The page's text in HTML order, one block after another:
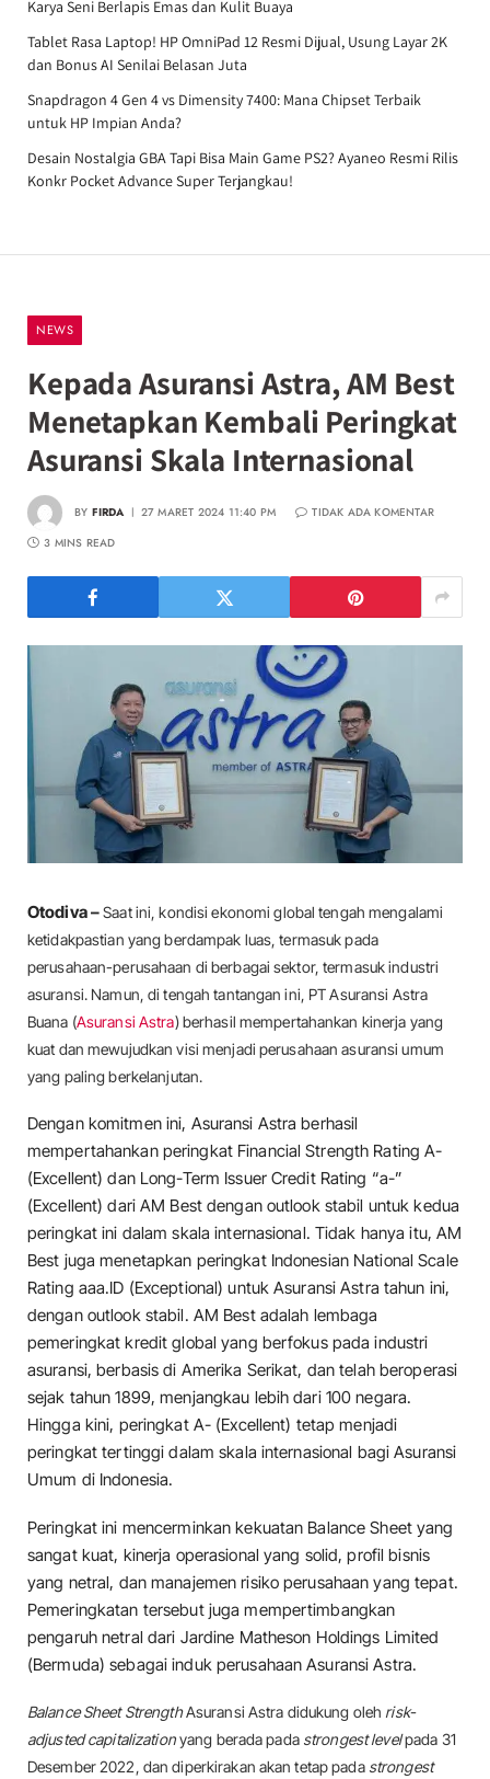
Karya Seni Berlapis Emas dan Kulit Buaya
Tablet Rasa Laptop! HP OmniPad 12 Resmi Dijual, Usung Layar 2K
dan Bonus AI Senilai Belasan Juta
Snapdragon 4 Gen 4 vs Dimensity 7400: Mana Chipset Terbaik
untuk HP Impian Anda?
Desain Nostalgia GBA Tapi Bisa Main Game PS2? Ayaneo Resmi Rilis
Konkr Pocket Advance Super Terjangkau!
NEWS
Kepada Asuransi Astra, AM Best
Menetapkan Kembali Peringkat
Asuransi Skala Internasional
BY FIRDA 27 MARET 2024 11:40 PM
TIDAK ADA KOMENTAR
3 MINS READ
Otodiva –Saat ini, kondisi ekonomi global tengah mengalami
ketidakpastian yang berdampak luas, termasuk pada
perusahaan-perusahaan di berbagai sektor, termasuk industri
asuransi. Namun, di tengah tantangan ini, PT Asuransi Astra
Buana (Asuransi Astra) berhasil mempertahankan kinerja yang
kuat dan mewujudkan visi menjadi perusahaan asuransi umum
yang paling berkelanjutan.
Dengan komitmen ini, Asuransi Astra berhasil
mempertahankan peringkat Financial Strength Rating A-
(Excellent) dan Long-Term Issuer Credit Rating “a-”
(Excellent) dari AM Best dengan outlook stabil untuk kedua
peringkat ini dalam skala internasional. Tidak hanya itu, AM
Best juga menetapkan peringkat Indonesian National Scale
Rating aaa.ID (Exceptional) untuk Asuransi Astra tahun ini,
dengan outlook stabil. AM Best adalah lembaga
pemeringkat kredit global yang berfokus pada industri
asuransi, berbasis di Amerika Serikat, dan telah beroperasi
sejak tahun 1899, menjangkau lebih dari 100 negara.
Hingga kini, peringkat A- (Excellent) tetap menjadi
peringkat tertinggi dalam skala internasional bagi Asuransi
Umum di Indonesia.
Peringkat ini mencerminkan kekuatan Balance Sheet yang
sangat kuat, kinerja operasional yang solid, profil bisnis
yang netral, dan manajemen risiko perusahaan yang tepat.
Pemeringkatan tersebut juga mempertimbangkan
pengaruh netral dari Jardine Matheson Holdings Limited
(Bermuda) sebagai induk perusahaan Asuransi Astra.
Balance Sheet StrengthAsuransi Astra didukung oleh risk-
adjusted capitalizationyang berada pada strongest levelpada 31
Desember 2022, dan diperkirakan akan tetap pada strongest